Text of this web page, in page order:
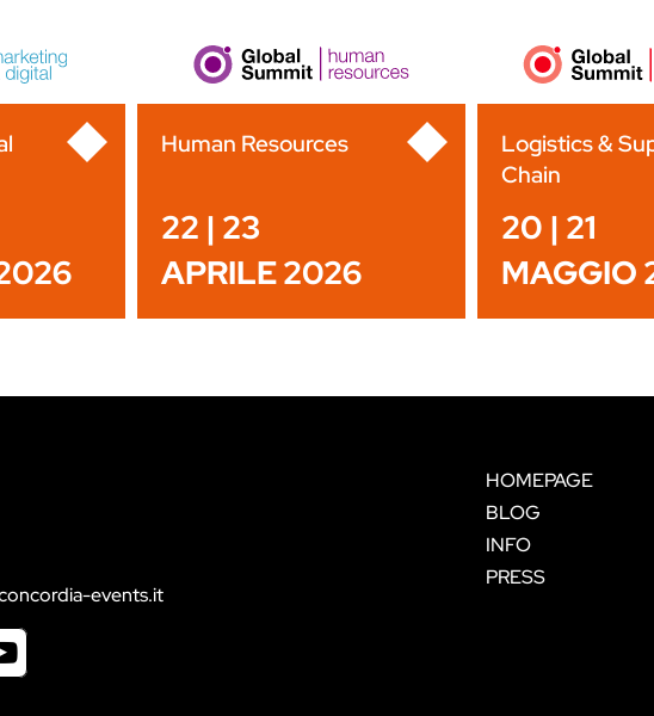
Human Resources
22 | 23
APRILE 2026
Logistics &
Chain
20 | 21
MAGGIO
events.it
HOMEPAGE
BLOG
INFO
PRESS